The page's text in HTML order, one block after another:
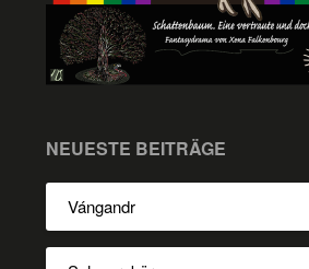
NEUESTE BEITRÄGE
Vángandr